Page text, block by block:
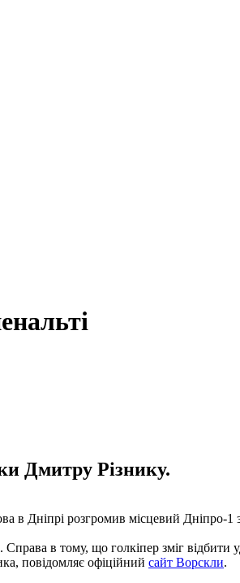
Дмитру Різнику.
в Дніпрі розгромив місцевий Дніпро-1
в тому, що голкіпер зміг відбити
повідомляє офіційний сайт Ворскли.